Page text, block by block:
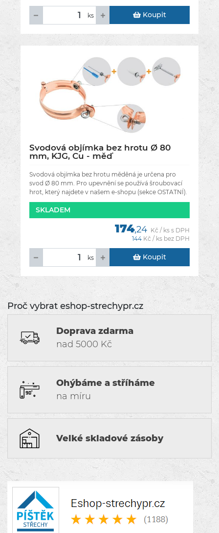
Proč vybrat eshop-strechypr.cz
Doprava zdarma
nad 5000 Kč
Ohýbáme a stříháme
na míru
Velké skladové zásoby
ks Koupit
Svodová objímka bez hrotu Ø 80
mm, KJG, Cu - měď
Svodová objímka bez hrotu měděná je určena pro
svod Ø 80 mm. Pro upevnění se používá šroubovací
hrot, který najdete v našem e-shopu (sekce OSTATNÍ).
SKLADEM
174,24 Kč / ks s DPH
144 Kč / ks bez DPH
ks Koupit